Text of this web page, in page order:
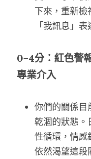
下來，重新檢
「我訊息」
0–4分：紅色警
專業介入
你們的關係目
乾涸的狀態。
性循環，情感
依然渴望這段